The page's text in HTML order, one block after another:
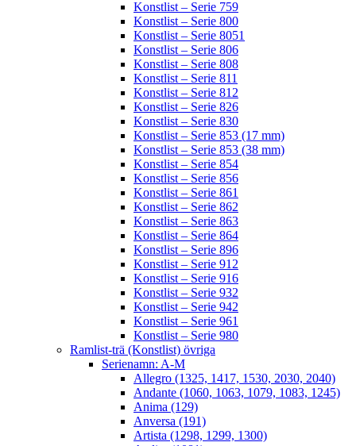
Konstlist – Serie 759
Konstlist – Serie 800
Konstlist – Serie 8051
Konstlist – Serie 806
Konstlist – Serie 808
Konstlist – Serie 811
Konstlist – Serie 812
Konstlist – Serie 826
Konstlist – Serie 830
Konstlist – Serie 853 (17 mm)
Konstlist – Serie 853 (38 mm)
Konstlist – Serie 854
Konstlist – Serie 856
Konstlist – Serie 861
Konstlist – Serie 862
Konstlist – Serie 863
Konstlist – Serie 864
Konstlist – Serie 896
Konstlist – Serie 912
Konstlist – Serie 916
Konstlist – Serie 932
Konstlist – Serie 942
Konstlist – Serie 961
Konstlist – Serie 980
Ramlist-trä (Konstlist) övriga
Serienamn: A-M
Allegro (1325, 1417, 1530, 2030, 2040)
Andante (1060, 1063, 1079, 1083, 1245)
Anima (129)
Anversa (191)
Artista (1298, 1299, 1300)